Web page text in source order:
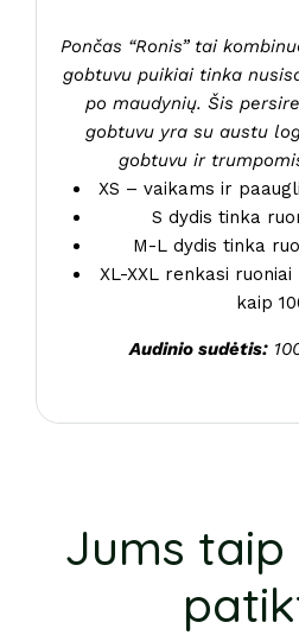
Pončas “Ronis” tai
gobtuvu puikiai tinka
po maudynių. Šis
gobtuvu yra su austu
gobtuvu ir
XS – vaikams ir
S dydis tinka
M-L dydis tinka
XL-XXL renkasi
kaip
Audinio sudėtis:
Jums